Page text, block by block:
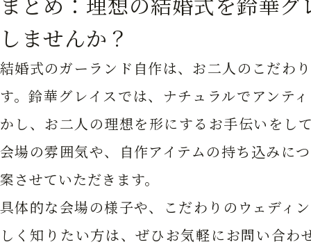
しませんか？
結婚式のガーランド自作は、お二人のこだわ
す。鈴華グレイスでは、ナチュラルでアンテ
かし、お二人の理想を形にするお手伝いをし
会場の雰囲気や、自作アイテムの持ち込みに
案させていただきます。
具体的な会場の様子や、こだわりのウェディ
しく知りたい方は、ぜひお気軽にお問い合